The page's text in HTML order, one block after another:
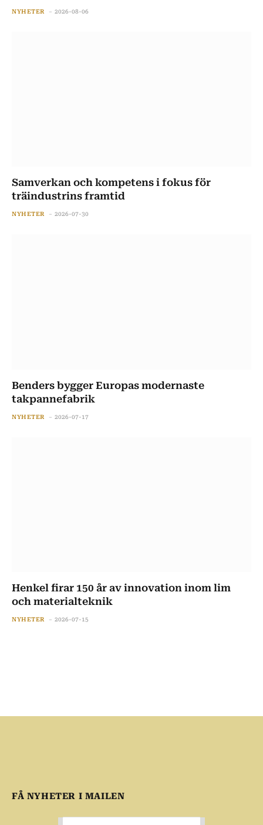
NYHETER 2026-08-06
Samverkan och kompetens i fokus för
träindustrins framtid
NYHETER 2026-07-30
Benders bygger Europas modernaste
takpannefabrik
NYHETER 2026-07-17
Henkel firar 150 år av innovation inom lim
och materialteknik
NYHETER 2026-07-15
FÅ NYHETER I MAILEN